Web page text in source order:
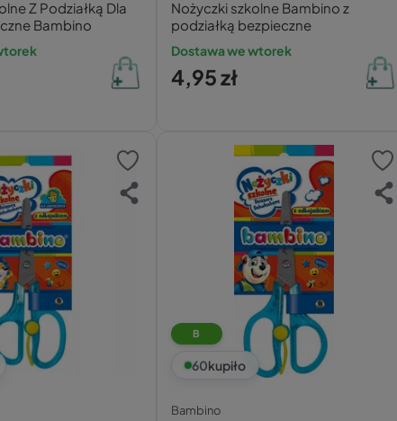
Z Podziałką Dla
Bambino
Nożyczki szkolne Bambino z
podziałką bezpieczne
Dostawa we wtorek
4,95 zł
B
60kupiło
Bambino